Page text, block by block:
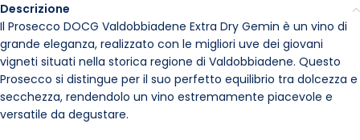
Descrizione
Il Prosecco DOCG Valdobbiadene Extra Dry Gemin è un vino di
grande eleganza, realizzato con le migliori uve dei giovani
vigneti situati nella storica regione di Valdobbiadene. Questo
Prosecco si distingue per il suo perfetto equilibrio tra dolcezza e
secchezza, rendendolo un vino estremamente piacevole e
versatile da degustare.